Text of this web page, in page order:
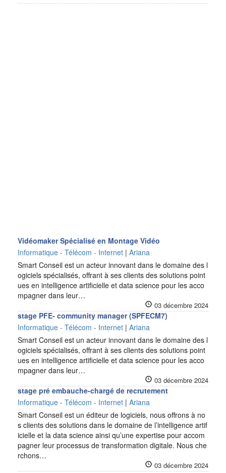
Vidéomaker Spécialisé en Montage Vidéo
Informatique - Télécom - Internet | Ariana
Smart Conseil est un acteur innovant dans le domaine des l
ogiciels spécialisés, offrant à ses clients des solutions point
ues en intelligence artificielle et data science pour les acco
mpagner dans leur…
03 décembre 2024
stage PFE- community manager (SPFECM7)
Informatique - Télécom - Internet | Ariana
Smart Conseil est un acteur innovant dans le domaine des l
ogiciels spécialisés, offrant à ses clients des solutions point
ues en intelligence artificielle et data science pour les acco
mpagner dans leur…
03 décembre 2024
stage pré embauche-chargé de recrutement
Informatique - Télécom - Internet | Ariana
Smart Conseil est un éditeur de logiciels, nous offrons à no
s clients des solutions dans le domaine de l’intelligence artif
icielle et la data science ainsi qu’une expertise pour accom
pagner leur processus de transformation digitale. Nous che
rchons…
03 décembre 2024